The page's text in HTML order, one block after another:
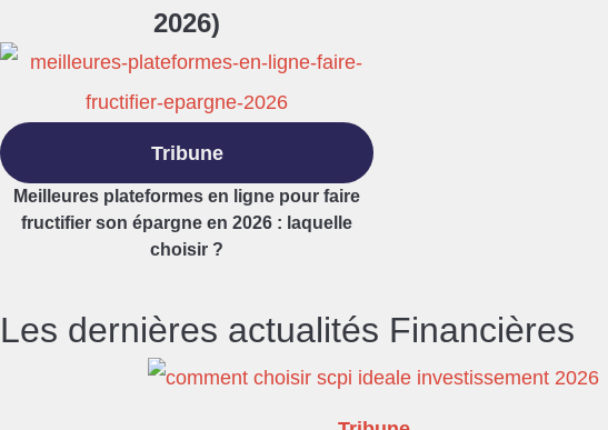
2026)
Tribune
Meilleures plateformes en ligne pour faire
fructifier son épargne en 2026 : laquelle
choisir ?
Les dernières actualités Financières